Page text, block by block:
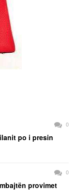
0
po i presin
0
provimet